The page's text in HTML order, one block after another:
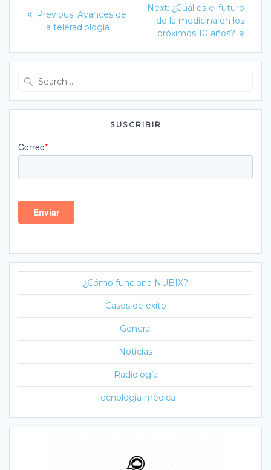
entradas
Previous: Previous
post:
Avances de
la teleradiología
Next: Next
post:
¿Cuál es el futuro
de la medicina en los
próximos 10 años?
SUSCRIBIR
¿Cómo funciona NUBIX?
Casos de éxito
General
Noticias
Radiología
Tecnología médica